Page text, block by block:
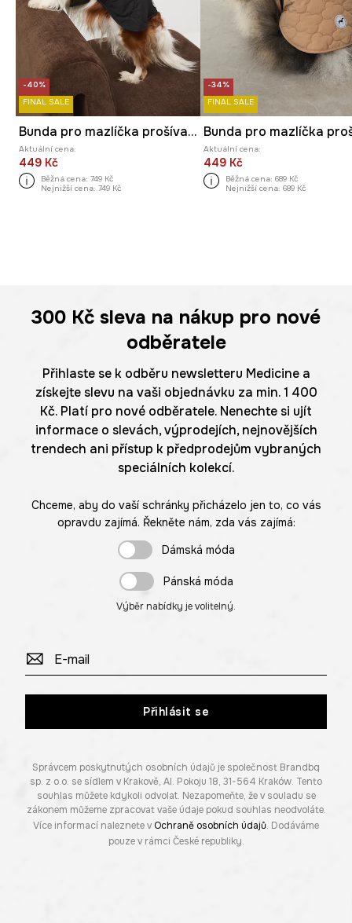
-40%
FINAL SALE
Bunda pro mazlíčka prošívaná
Aktuální cena:
449 Kč
Běžná cena: 749 Kč
Nejnižší cena: 749 Kč
-34%
FINAL SALE
Aktuální cena:
449 Kč
Běžná cena: 689 Kč
Nejnižší cena: 689 Kč
300 Kč sleva na nákup pro nové
odběratele
Přihlaste se k odběru newsletteru Medicine a
získejte slevu na vaši objednávku za min. 1 400
Kč. Platí pro nové odběratele. Nenechte si ujít
informace o slevách, výprodejích, nejnovějších
trendech ani přístup k předprodejům vybraných
speciálních kolekcí.
Chceme, aby do vaší schránky přicházelo jen to, co vás
opravdu zajímá. Řekněte nám, zda vás zajímá:
Dámská móda
Pánská móda
Výběr nabídky je volitelný.
Přihlásit se
Správcem poskytnutých osobních údajů je společnost Brandbq
sp. z o.o. se sídlem v Krakově, Al. Pokoju 18, 31-564 Kraków. Tento
souhlas můžete kdykoli odvolat. Nezapomeňte, že v souladu se
zákonem můžeme zpracovat vaše údaje pokud souhlas neodvoláte.
Více informací naleznete v Ochraně osobních údajů. Dodáváme
pouze v rámci České republiky.